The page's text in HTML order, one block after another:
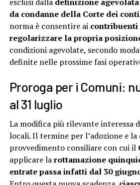
da condanne della Corte dei conti
norma è consentire ai
regolarizzare la propria
condizioni agevolate, secondo
definite nelle prossime fasi
Proroga per i Comuni:
al 31 luglio
La modifica più rilevante interessa
locali. Il termine per l’adozione e
provvedimento consiliare con cui il
applicare larottamazione
entrate passa infatti dal 30